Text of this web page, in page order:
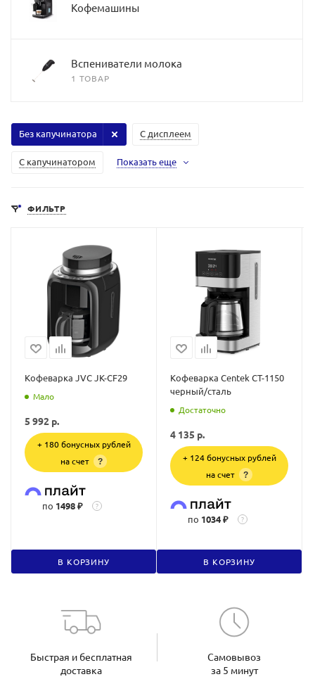
Кофемашины
Вспениватели молока
1 ТОВАР
С дисплеем
Без капучинатора
С капучинатором Показать еще
ФИЛЬТР
Кофеварка JVC JK-CF29
Мало
5 992 р.
+ 180 бонусных рублей
на счет
?
по 1498 ₽ ?
В КОРЗИНУ
Кофеварка Centek CT-1150
черный/сталь
Достаточно
4 135 р.
+ 124 бонусных рублей
на счет
?
по 1034 ₽ ?
В КОРЗИНУ
Быстрая и бесплатная
доставка
Самовывоз
за 5 минут